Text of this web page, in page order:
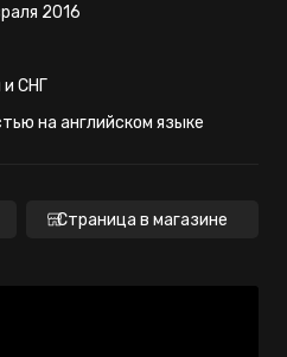
2016
и СНГ
на английском языке
Страница в магазине